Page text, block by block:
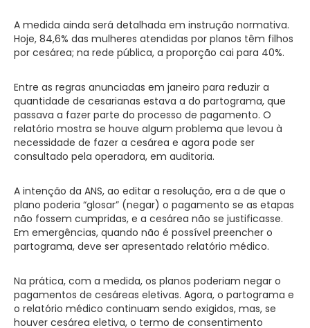
A medida ainda será detalhada em instrução normativa.
Hoje, 84,6% das mulheres atendidas por planos têm filhos
por cesárea; na rede pública, a proporção cai para 40%.
Entre as regras anunciadas em janeiro para reduzir a
quantidade de cesarianas estava a do partograma, que
passava a fazer parte do processo de pagamento. O
relatório mostra se houve algum problema que levou à
necessidade de fazer a cesárea e agora pode ser
consultado pela operadora, em auditoria.
A intenção da ANS, ao editar a resolução, era a de que o
plano poderia “glosar” (negar) o pagamento se as etapas
não fossem cumpridas, e a cesárea não se justificasse.
Em emergências, quando não é possível preencher o
partograma, deve ser apresentado relatório médico.
Na prática, com a medida, os planos poderiam negar o
pagamentos de cesáreas eletivas. Agora, o partograma e
o relatório médico continuam sendo exigidos, mas, se
houver cesárea eletiva, o termo de consentimento